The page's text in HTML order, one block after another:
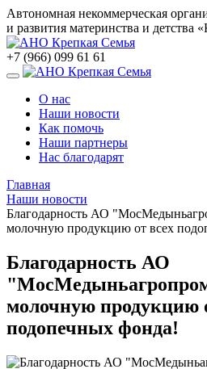
Автономная некоммерческая
и развития материнства и
+7 (966) 099 61 61
О нас
Наши новости
Как помочь
Наши партнеры
Нас благодарят
Главная
Наши новости
Благодарность АО
молочную продукцию от всех
Благодарность АО
молочную продукцию
подопечных фонда!